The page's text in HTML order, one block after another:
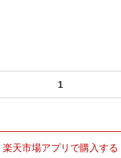
楽天市場アプリで購入する